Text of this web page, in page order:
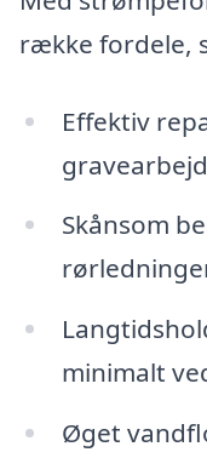
række fordele,
Effektiv
Skånsom
minimalt
Øget